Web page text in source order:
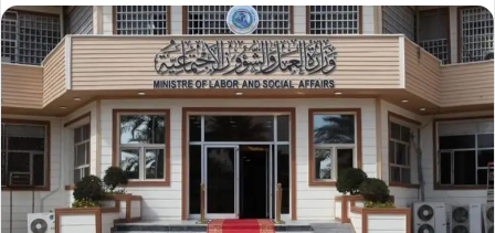
إلكترونيا